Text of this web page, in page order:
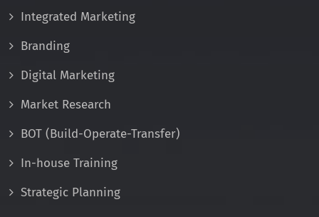
Integrated Marketing
Branding
Digital Marketing
Market Research
BOT (Build-Operate-Transfer)
In-house Training
Strategic Planning